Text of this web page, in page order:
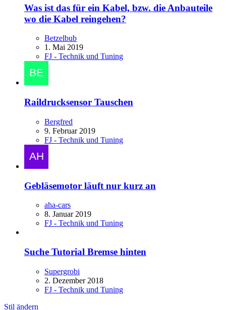
Was ist das für ein Kabel, bzw. die Anbauteile
wo die Kabel reingehen?
Betzelbub
1. Mai 2019
FJ - Technik und Tuning
Raildrucksensor Tauschen
Bergfred
9. Februar 2019
FJ - Technik und Tuning
Gebläsemotor läuft nur kurz an
aha-cars
8. Januar 2019
FJ - Technik und Tuning
Suche Tutorial Bremse hinten
Supergrobi
2. Dezember 2018
FJ - Technik und Tuning
Stil ändern